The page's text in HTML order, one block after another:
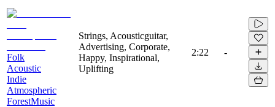
Folk
Acoustic
Indie
Atmospheric
ForestMusic
Strings, Acousticguitar,
Advertising, Corporate,
Happy, Inspirational,
Uplifting
2:22 -